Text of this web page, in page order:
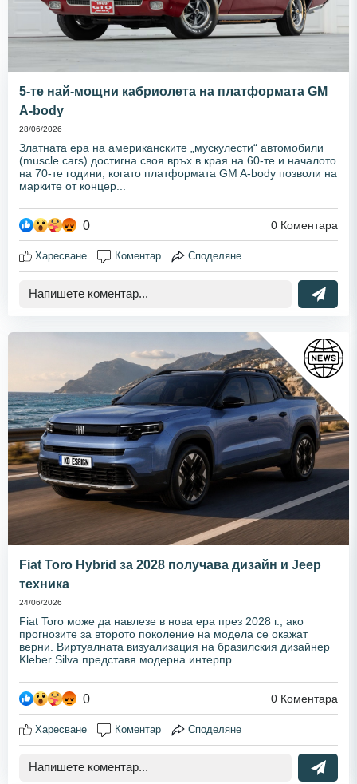
5-те най-мощни кабриолета на платформата GM
A-body
28/06/2026
Златната ера на американските „мускулести“ автомобили
(muscle cars) достигна своя връх в края на 60-те и началото
на 70-те години, когато платформата GM A-body позволи на
марките от концер...
0 0 Коментара
Харесване Коментар Споделяне
Fiat Toro Hybrid за 2028 получава дизайн и Jeep
техника
24/06/2026
Fiat Toro може да навлезе в нова ера през 2028 г., ако
прогнозите за второто поколение на модела се окажат
верни. Виртуалната визуализация на бразилския дизайнер
Kleber Silva представя модерна интерпр...
0 0 Коментара
Харесване Коментар Споделяне